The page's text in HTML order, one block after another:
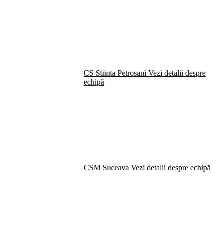
CS Stiinta Petrosani Vezi detalii despre
echipă
CSM Suceava Vezi detalii despre echipă